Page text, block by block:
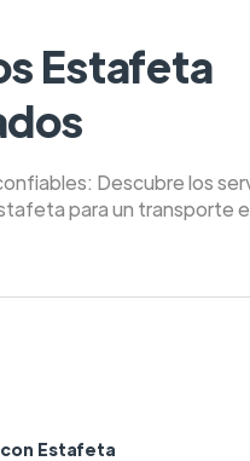
Estafeta
Descubre los
para un transporte
Estafeta